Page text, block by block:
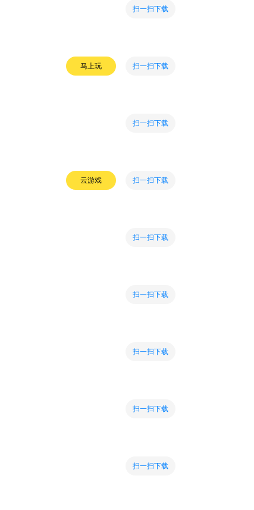
扫一扫下载
马上玩 扫一扫下载
扫一扫下载
云游戏 扫一扫下载
扫一扫下载
扫一扫下载
扫一扫下载
扫一扫下载
扫一扫下载